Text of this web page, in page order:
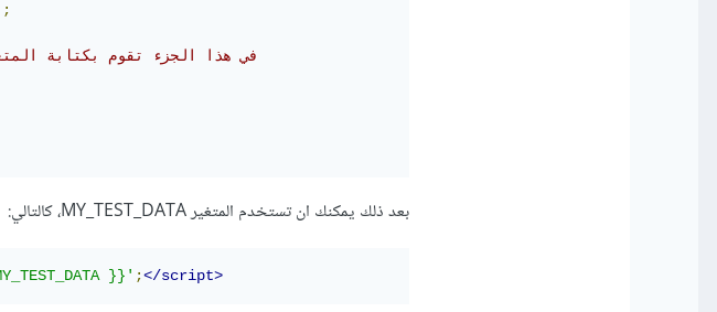
;
# في هذا الجزء تقوم بكتابة
بعد ذلك يمكنك ان تستخدم المتغير MY_TEST_DATA، كالتالي:
}}' ;</script>